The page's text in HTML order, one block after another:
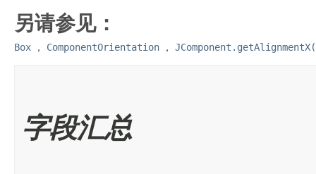
另请参见：
Box ， ComponentOrientation ，
字段汇总